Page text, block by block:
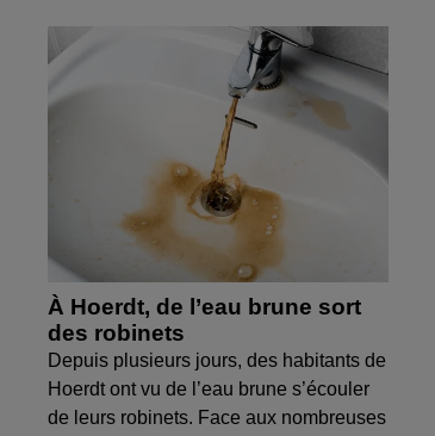
À Hoerdt, de l’eau brune sort
des robinets
Depuis plusieurs jours, des habitants de
Hoerdt ont vu de l’eau brune s’écouler
de leurs robinets. Face aux nombreuses